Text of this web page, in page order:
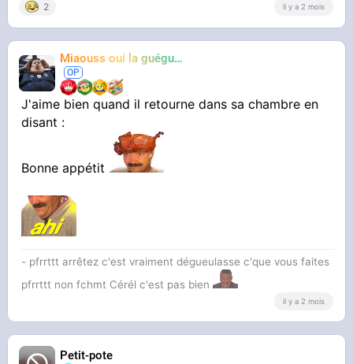
2 il y a 2 mois
Miaouss oui la guéguérre
J'aime bien quand il retourne dans sa chambre en
disant :
Bonne appétit
- pfrrttt arrêtez c'est vraiment dégueulasse c'que vous faites
pfrrttt non fchmt Cérél c'est pas bien
il y a 2 mois
Petit-pote